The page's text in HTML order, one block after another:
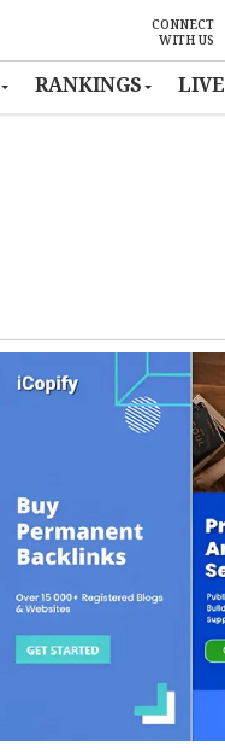
CONNECT
WITH US
RANKINGS LIVE